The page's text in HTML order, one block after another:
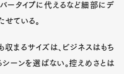
ータイプに代えるなど細部にデ
せている。
まるサイズは、ビジネスはもち
シーンを選ばない。控えめさとは